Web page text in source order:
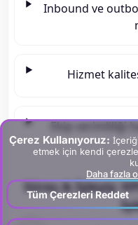
Çerez Kullanıyoruz:
etmek için kendi
Daha fazla
Tüm Çerezleri Reddet
Inbound ve
Hizmet
Ekip verimliliği
Süreç & İşleyiş: